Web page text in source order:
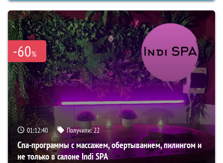
-60%
01:12:39 Получили:22
Спа-программы с массажем, обертыванием, пилингом и
не только в салоне Indi SPA